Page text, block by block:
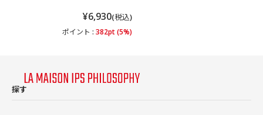
¥6,930(税込)
ポイント : 382pt (5%)
探す